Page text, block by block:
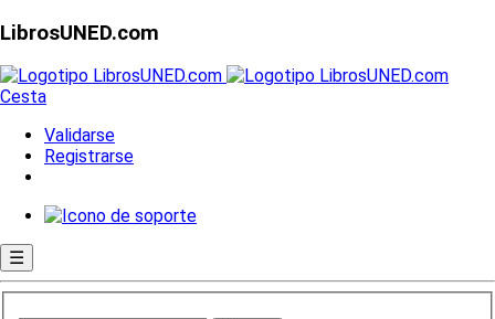
LibrosUNED.com
Cesta
Validarse
Registrarse
☰